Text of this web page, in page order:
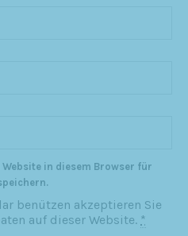
in diesem Browser für
benützen akzeptieren Sie
auf dieser Website. *